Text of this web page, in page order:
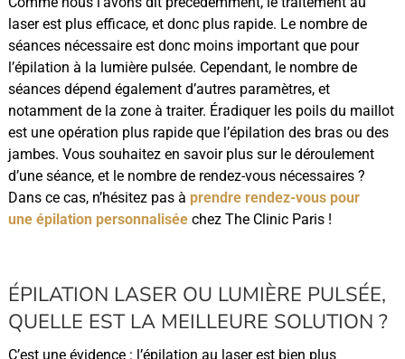
laser est plus efficace, et donc plus rapide. Le nombre de
séances nécessaire est donc moins important que pour
l’épilation à la lumière pulsée. Cependant, le nombre de
séances dépend également d’autres paramètres, et
notamment de la zone à traiter. Éradiquer les poils du maillot
est une opération plus rapide que l’épilation des bras ou des
jambes. Vous souhaitez en savoir plus sur le déroulement
d’une séance, et le nombre de rendez-vous nécessaires ?
Dans ce cas, n’hésitez pas à prendre rendez-vous pour
une épilation personnaliséechez The Clinic Paris !
ÉPILATION LASER OU LUMIÈRE PULSÉE,
QUELLE EST LA MEILLEURE SOLUTION ?
C’est une évidence : l’épilation au laser est bien plus